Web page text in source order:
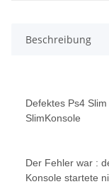
Beschreibung
Defektes Ps4
SlimKonsole
Der Fehler war :
Konsole startete